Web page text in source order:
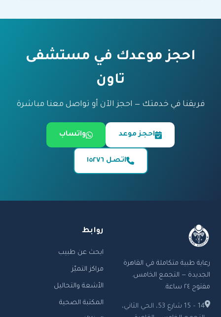
احجز موعدك في مستشفى
تاون
فريقنا في خدمتك — احجز الآن أو تواصل معنا مباشرة
احجز موعد واتساب
اتصل ١٥٢٧٦
رعاية طبية متكاملة في القاهرة
الجديدة — التجمع الخامس.
مفتوح ٢٤ ساعة.
14 – 15 شارع 53، الحي الثاني،
روابط
ابحث عن طبيب
مراكز التميّز
الأشعة والتحاليل
المكتبة الصحية